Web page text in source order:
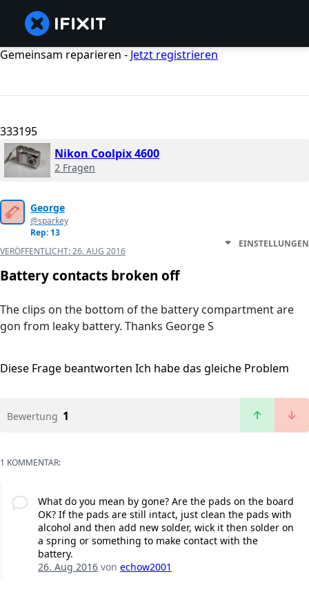
Gemeinsam reparieren - Jetzt registrieren
333195
Nikon Coolpix 4600
2 Fragen
George
@sparkey
Rep: 13
VERÖFFENTLICHT:26. AUG 2016
EINSTELLUNGEN
Battery contacts broken off
The clips on the bottom of the battery compartment are
gon from leaky battery. Thanks George S
Diese Frage beantworten Ich habe das gleiche Problem
Bewertung 1
1 KOMMENTAR:
What do you mean by gone? Are the pads on the board
OK? If the pads are still intact, just clean the pads with
alcohol and then add new solder, wick it then solder on
a spring or something to make contact with the
battery.
26. Aug 2016von echow2001